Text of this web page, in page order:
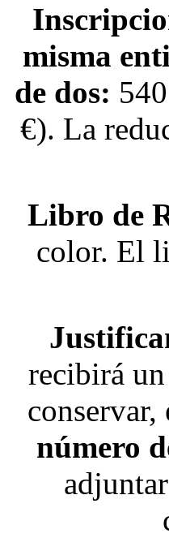
misma
de dos:
€). La
Libro de
color. El
recibirá
conservar,
número